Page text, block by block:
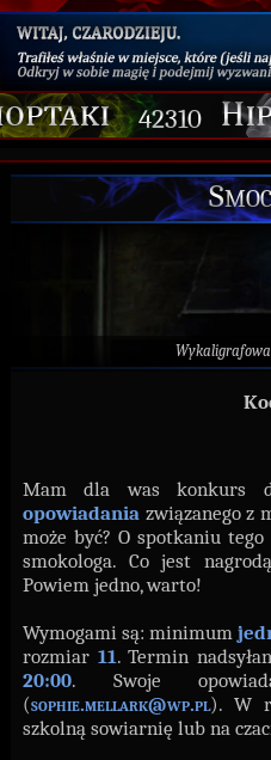
42310
Mam dla was konkurs
opowiadania związanego z
może być? O spotkaniu
smokologa. Co jest
Powiem jedno, warto!
Wymogami są: minimum
rozmiar 11. Termin
20:00. Swoje
(sophie.mellark@wp.pl). W
szkolną sowiarnię lub na